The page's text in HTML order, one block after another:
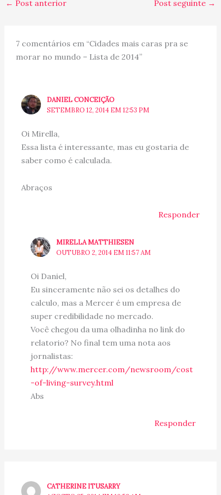
Brasil/França. Navegue
← Post anterior Post seguinte →
7 comentários em “Cidades mais caras pra se
morar no mundo – Lista de 2014”
DANIEL CONCEIÇÃO
SETEMBRO 12, 2014 EM 12:53 PM
Oi Mirella,
Essa lista é interessante, mas eu gostaria de
saber como é calculada.
Abraços
Responder
MIRELLA MATTHIESEN
OUTUBRO 2, 2014 EM 11:57 AM
Oi Daniel,
Eu sinceramente não sei os detalhes do
calculo, mas a Mercer é um empresa de
super credibilidade no mercado.
Você chegou da uma olhadinha no link do
relatorio? No final tem uma nota aos
jornalistas:
http://www.mercer.com/newsroom/cost
-of-living-survey.html
Abs
Responder
CATHERINE ITUSARRY